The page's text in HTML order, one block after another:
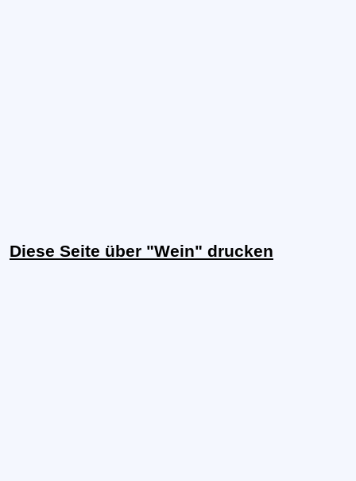
Diese Seite über "Wein" drucken